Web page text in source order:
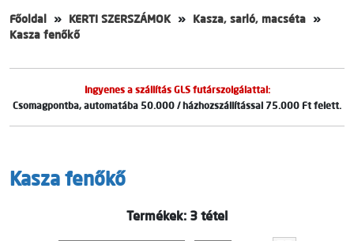
Főoldal KERTI SZERSZÁMOK
Kasza, sarló, macséta
Kasza fenőkő
Ingyenes a szállítás GLS futárszolgálattal:
Csomagpontba, automatába 50.000 / házhozszállítással 75.000 Ft felett.
Kasza fenőkő
Termékek: 3 tétel